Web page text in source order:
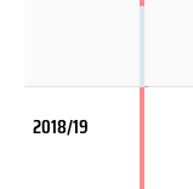
2018/19